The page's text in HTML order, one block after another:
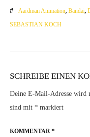
Aardman Animation, Bandai,
SEBASTIAN KOCH
SCHREIBE EINEN
Deine E-Mail-Adresse wird
sind mit * markiert
KOMMENTAR *